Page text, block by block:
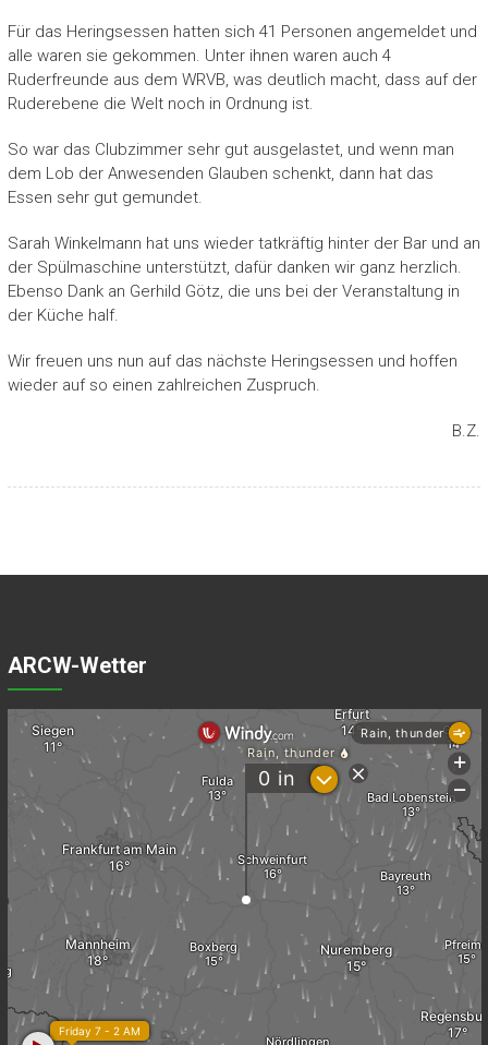
Für das Heringsessen hatten sich 41 Personen angemeldet und
alle waren sie gekommen. Unter ihnen waren auch 4
Ruderfreunde aus dem WRVB, was deutlich macht, dass auf der
Ruderebene die Welt noch in Ordnung ist.
So war das Clubzimmer sehr gut ausgelastet, und wenn man
dem Lob der Anwesenden Glauben schenkt, dann hat das
Essen sehr gut gemundet.
Sarah Winkelmann hat uns wieder tatkräftig hinter der Bar und an
der Spülmaschine unterstützt, dafür danken wir ganz herzlich.
Ebenso Dank an Gerhild Götz, die uns bei der Veranstaltung in
der Küche half.
Wir freuen uns nun auf das nächste Heringsessen und hoffen
wieder auf so einen zahlreichen Zuspruch.
B.Z.
ARCW-Wetter